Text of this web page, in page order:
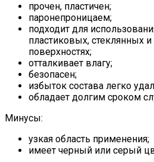
прочен, пластичен;
паронепроницаем;
подходит для
пластиковых, стеклянных
поверхностях;
отталкивает влагу;
безопасен;
избыток состава легко
обладает долгим сроком
Минусы:
узкая область применения;
имеет черный или серый